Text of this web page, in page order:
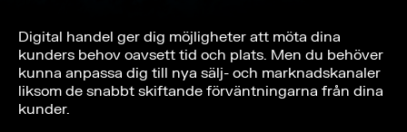
Digital handel ger dig möjligheter att möta dina
kunders behov oavsett tid och plats. Men du behöver
kunna anpassa dig till nya sälj- och marknadskanaler
liksom de snabbt skiftande förväntningarna från dina
kunder.